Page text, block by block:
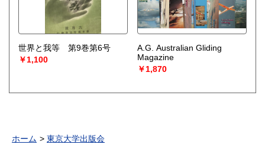
世界と我等 第9巻第6号
￥1,100
A.G. Australian Gliding
Magazine
￥1,870
ホーム
東京大学出版会